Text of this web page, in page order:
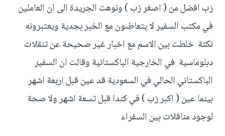
زب افضل من ( اصغر زب ) ونوهت الجريدة الى ان العاملين
في مكتب السفير لا يتعاطىون مع الخبر بجدية ويعتبرونه
نكتة خلطت بين الاسم مع اخبار غير صحيحة عن تنقلات
دبلوماسية في الخارجية الباكستانية وقالت ان السفير
الباكستاني الحالي في السعودية قد عين قبل اربعة اشهر
بينما عين ( اكبر زب ) في كندا قبل تسعة اشهر ولا صحة
لوجود مناقلات بين السفراء